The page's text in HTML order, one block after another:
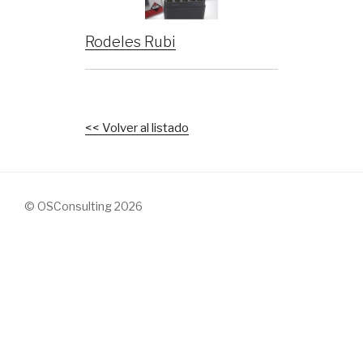
Rodeles Rubi
<< Volver al listado
© OSConsulting 2026